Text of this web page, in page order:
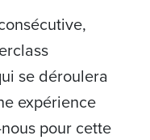
se déroulera
expérience
pour cette